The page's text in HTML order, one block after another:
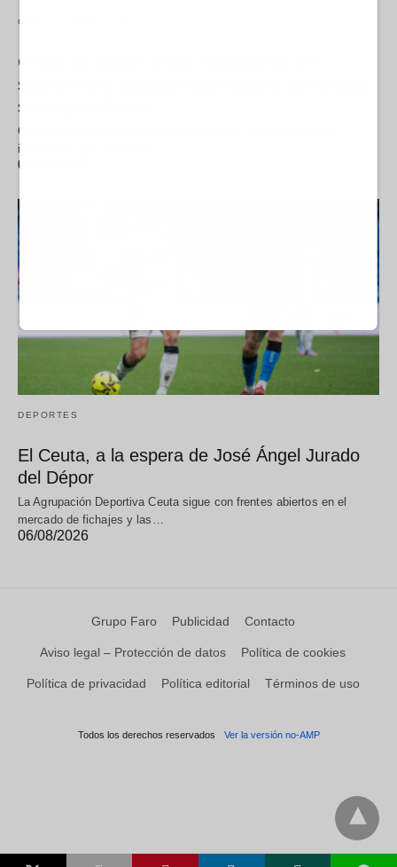
CARTA AL DIRECTOR
Ceuta no puede seguir soportando en
solitario una situación que supera con creces
sus capacidades
Quisiera expresar, a través de estas líneas, mi más profunda
indignación por la falta de…
06/08/2026
DEPORTES
El Ceuta, a la espera de José Ángel Jurado
del Dépor
La Agrupación Deportiva Ceuta sigue con frentes abiertos en el
mercado de fichajes y las…
06/08/2026
Grupo Faro Publicidad Contacto
Aviso legal – Protección de datos Política de cookies
Política de privacidad Política editorial Términos de uso
Todos los derechos reservados Ver la versión no-AMP